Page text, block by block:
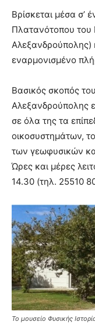
Βρίσκεται μέσα σ’
Πλατανότοπου του
Αλεξανδρούπολης)
εναρμονισμένο
Βασικός σκοπός
Αλεξανδρούπολης
σε όλα της τα
οικοσυστημάτων,
των γεωφυσικών
Ώρες και μέρες
14.30 (τηλ. 25510
Το μουσείο Φυσικής